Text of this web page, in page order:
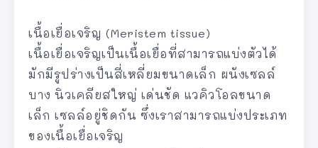
เนื้อเยื่อเจริญ (Meristem tissue)
เนื้อเยื่อเจริญเป็นเนื้อเยื่อที่สามารถแบ่งตัวได้
มักมีรูปร่างเป็นสี่เหลี่ยมขนาดเล็ก ผนังเซลล์
บาง นิวเคลียสใหญ่ เด่นชัด แวคิวโอลขนาด
เล็ก เซลล์อยู่ชิดกัน ซึ่งเราสามารถแบ่งประเภท
ของเนื้อเยื่อเจริญ